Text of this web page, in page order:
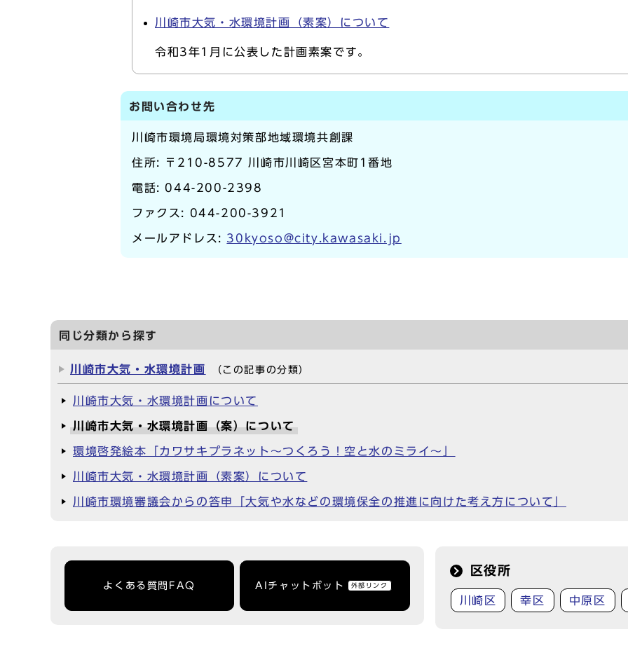
川崎市大気・水環境計画（素案）について
令和3年1月に公表した計画素案です。
お問い合わせ先
川崎市環境局環境対策部地域環境共創課
住所: 〒210-8577 川崎市川崎区宮本町1番地
電話: 044-200-2398
ファクス: 044-200-3921
メールアドレス: 30kyoso@city.kawasaki.jp
同じ分類から探す
川崎市大気・水環境計画 （この記事の分類）
川崎市大気・水環境計画について
川崎市大気・水環境計画（案）について
環境啓発絵本「カワサキプラネット～つくろう！空と水のミライ～」
川崎市大気・水環境計画（素案）について
川崎市環境審議会からの答申「大気や水などの環境保全の推進に向けた考え方について」
よくある質問FAQ AIチャットボット 外部リンク
区役所
川崎区 幸区 中原区